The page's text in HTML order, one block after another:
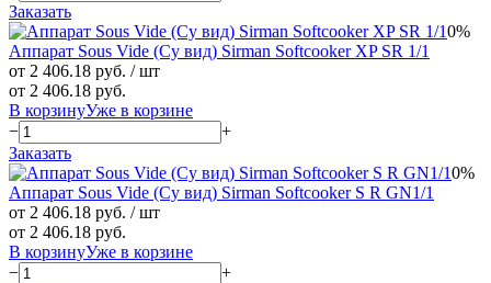
Заказать
0%
Аппарат Sous Vide (Су вид) Sirman Softcooker XP SR 1/1
от 2 406.18 руб. / шт
от 2 406.18 руб.
В корзинуУже в корзине
−
+
Заказать
0%
Аппарат Sous Vide (Су вид) Sirman Softcooker S R GN1/1
от 2 406.18 руб. / шт
от 2 406.18 руб.
В корзинуУже в корзине
−
+